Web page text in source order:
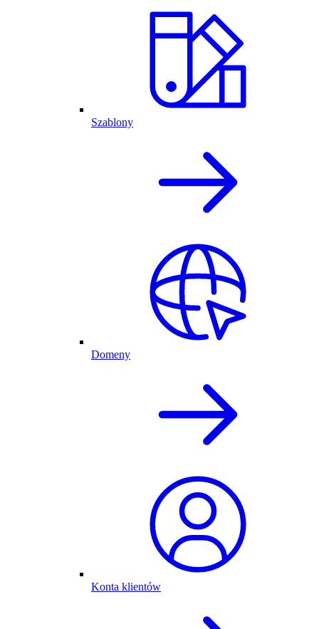
Szablony
Domeny
Konta klientów